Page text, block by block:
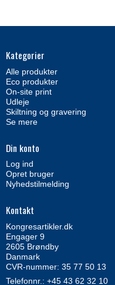
Kategorier
Alle produkter
Eco produkter
On-site print
Udleje
Skiltning og gravering
Se mere
Din konto
Log ind
Opret bruger
Nyhedstilmelding
Kontakt
Kongresartikler.dk
Engager 9
2605 Brøndby
Danmark
CVR-nummer: 35 77 50 13
Telefonnr.: +45 43 62 32 10